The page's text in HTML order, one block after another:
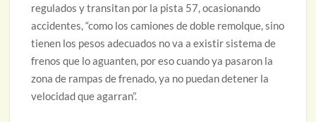
regulados y transitan por la pista 57, ocasionando
accidentes, “como los camiones de doble remolque, sino
tienen los pesos adecuados no va a existir sistema de
frenos que lo aguanten, por eso cuando ya pasaron la
zona de rampas de frenado, ya no puedan detener la
velocidad que agarran”.